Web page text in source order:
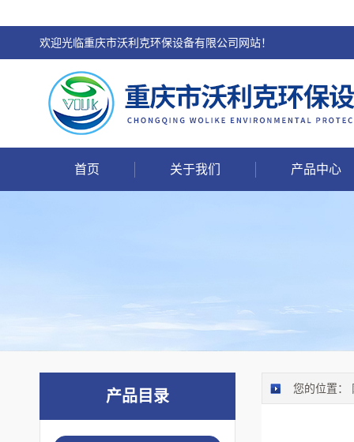
欢迎光临重庆市沃利克环保设备有限公司网站！
首页 关于我们 产品中心
产品目录 您的位置：